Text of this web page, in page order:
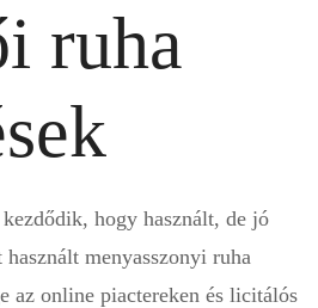
ruha
hogy használt, de jó
menyasszonyi ruha
az online piactereken és licitálós